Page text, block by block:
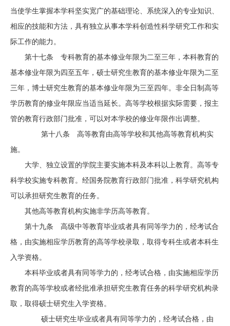
当使学生掌握本学科坚实宽广的基础理论、系统深入的专业知识、
相应的技能和方法，具有独立从事本学科创造性科学研究工作和实
际工作的能力。
第十七条 专科教育的基本修业年限为二至三年，本科教育的
基本修业年限为四至五年，硕士研究生教育的基本修业年限为二至
三年，博士研究生教育的基本修业年限为三至四年。非全日制高等
学历教育的修业年限应当适当延长。高等学校根据实际需要，报主
管的教育行政部门批准，可以对本学校的修业年限作出调整。
第十八条 高等教育由高等学校和其他高等教育机构实
施。
大学、独立设置的学院主要实施本科及本科以上教育。高等专
科学校实施专科教育。经国务院教育行政部门批准，科学研究机构
可以承担研究生教育的任务。
其他高等教育机构实施非学历高等教育。
第十九条 高级中等教育毕业或者具有同等学力的，经考试合
格，由实施相应学历教育的高等学校录取，取得专科生或者本科生
入学资格。
本科毕业或者具有同等学力的，经考试合格，由实施相应学历
教育的高等学校或者经批准承担研究生教育任务的科学研究机构录
取，取得硕士研究生入学资格。
硕士研究生毕业或者具有同等学力的，经考试合格，由